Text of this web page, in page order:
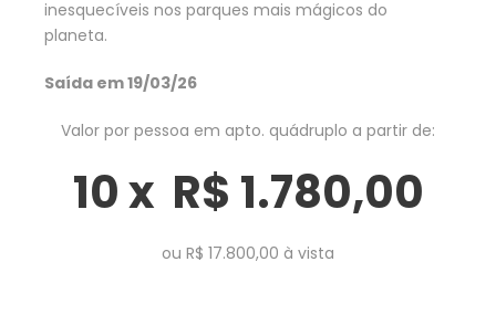
inesquecíveis nos parques mais mágicos do
planeta.
Saída em 19/03/26
Valor por pessoa em apto. quádruplo a partir de:
10 x R$ 1.780,00
ou R$ 17.800,00 à vista